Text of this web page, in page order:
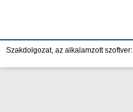
Szakdolgozat, az alkalamzott szoftver: